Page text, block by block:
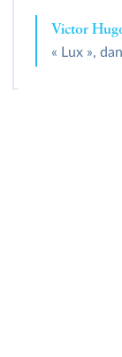
Victor
« Lux »,